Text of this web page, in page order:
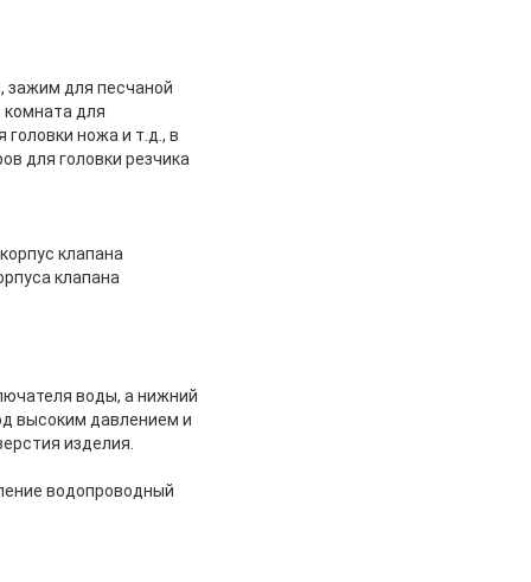
зажим для песчаной
для
ножа и т.д., в
для головки резчика
клапана
клапана
воды, а нижний
высоким давлением и
изделия.
водопроводный